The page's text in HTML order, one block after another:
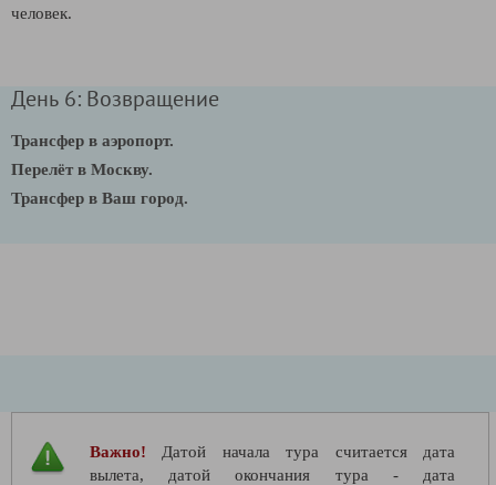
человек.
День 6: Возвращение
Трансфер в аэропорт.
Перелёт в Москву.
Трансфер в Ваш город.
Важно! Датой начала тура считается дата
вылета, датой окончания тура - дата